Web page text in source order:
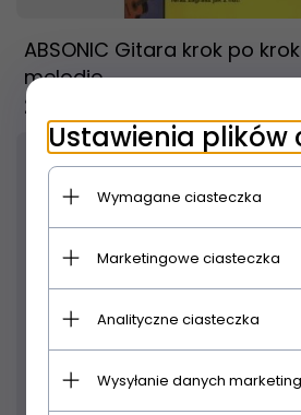
ABSONIC Gitara krok po
melodie
25,
Ustawienia plików
Wymagane ciasteczka
Marketingowe ciasteczka
Analityczne ciasteczka
Wysyłanie danych